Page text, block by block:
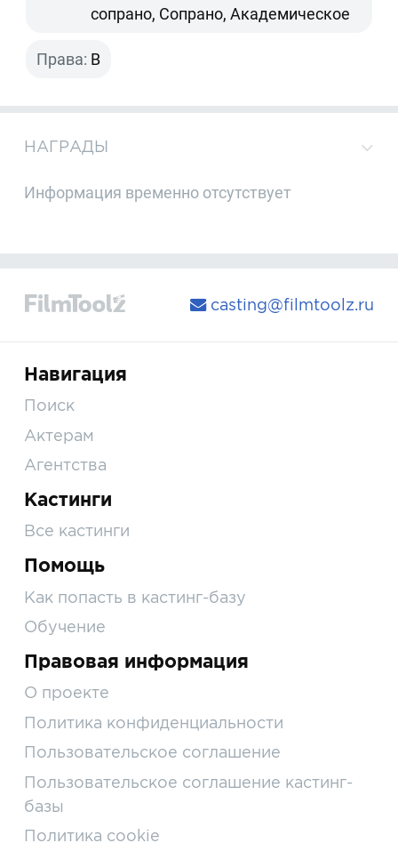
сопрано, Сопрано, Академическое
Права: B
НАГРАДЫ
Информация временно отсутствует
casting@filmtoolz.ru
Навигация
Поиск
Актерам
Агентства
Кастинги
Все кастинги
Помощь
Как попасть в кастинг-базу
Обучение
Правовая информация
О проекте
Политика конфиденциальности
Пользовательское соглашение
Пользовательское соглашение кастинг-
базы
Политика cookie